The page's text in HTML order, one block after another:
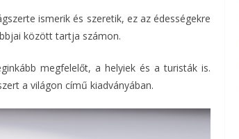
ismerik és szeretik, ez az édességekre
között tartja számon.
megfelelőt, a helyiek és a turisták is.
a világon című kiadványában.